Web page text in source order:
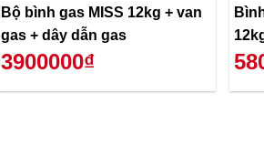
Bộ bình gas MISS 12kg + van
gas + dây dẫn gas
3900000₫
Bình